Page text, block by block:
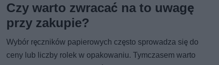
Czy warto zwracać na to uwagę
przy zakupie?
Wybór ręczników papierowych często sprowadza się do
ceny lub liczby rolek w opakowaniu. Tymczasem warto